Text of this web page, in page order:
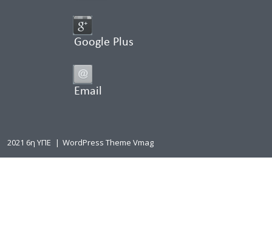
Google Plus
Email
2021 6η ΥΠΕ | WordPress Theme Vmag